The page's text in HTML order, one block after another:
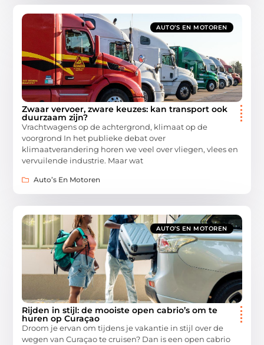
AUTO’S EN MOTOREN
Zwaar vervoer, zware keuzes: kan transport ook
duurzaam zijn?
Vrachtwagens op de achtergrond, klimaat op de
voorgrond In het publieke debat over
klimaatverandering horen we veel over vliegen, vlees en
vervuilende industrie. Maar wat
Auto’s En Motoren
AUTO’S EN MOTOREN
Rijden in stijl: de mooiste open cabrio’s om te
huren op Curaçao
Droom je ervan om tijdens je vakantie in stijl over de
wegen van Curaçao te cruisen? Dan is een open cabrio